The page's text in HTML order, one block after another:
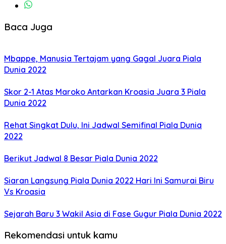
Baca Juga
Mbappe, Manusia Tertajam yang Gagal Juara Piala
Dunia 2022
Skor 2-1 Atas Maroko Antarkan Kroasia Juara 3 Piala
Dunia 2022
Rehat Singkat Dulu, Ini Jadwal Semifinal Piala Dunia
2022
Berikut Jadwal 8 Besar Piala Dunia 2022
Siaran Langsung Piala Dunia 2022 Hari Ini Samurai Biru
Vs Kroasia
Sejarah Baru 3 Wakil Asia di Fase Gugur Piala Dunia 2022
Rekomendasi untuk kamu